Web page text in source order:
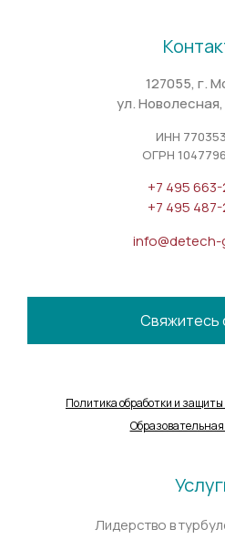
127055, г.
ул. Новолесная,
ИНН
ОГРН
+7 495
+7 495
info@detech-
Свяжитесь
Политика обработки и
Лидерство в